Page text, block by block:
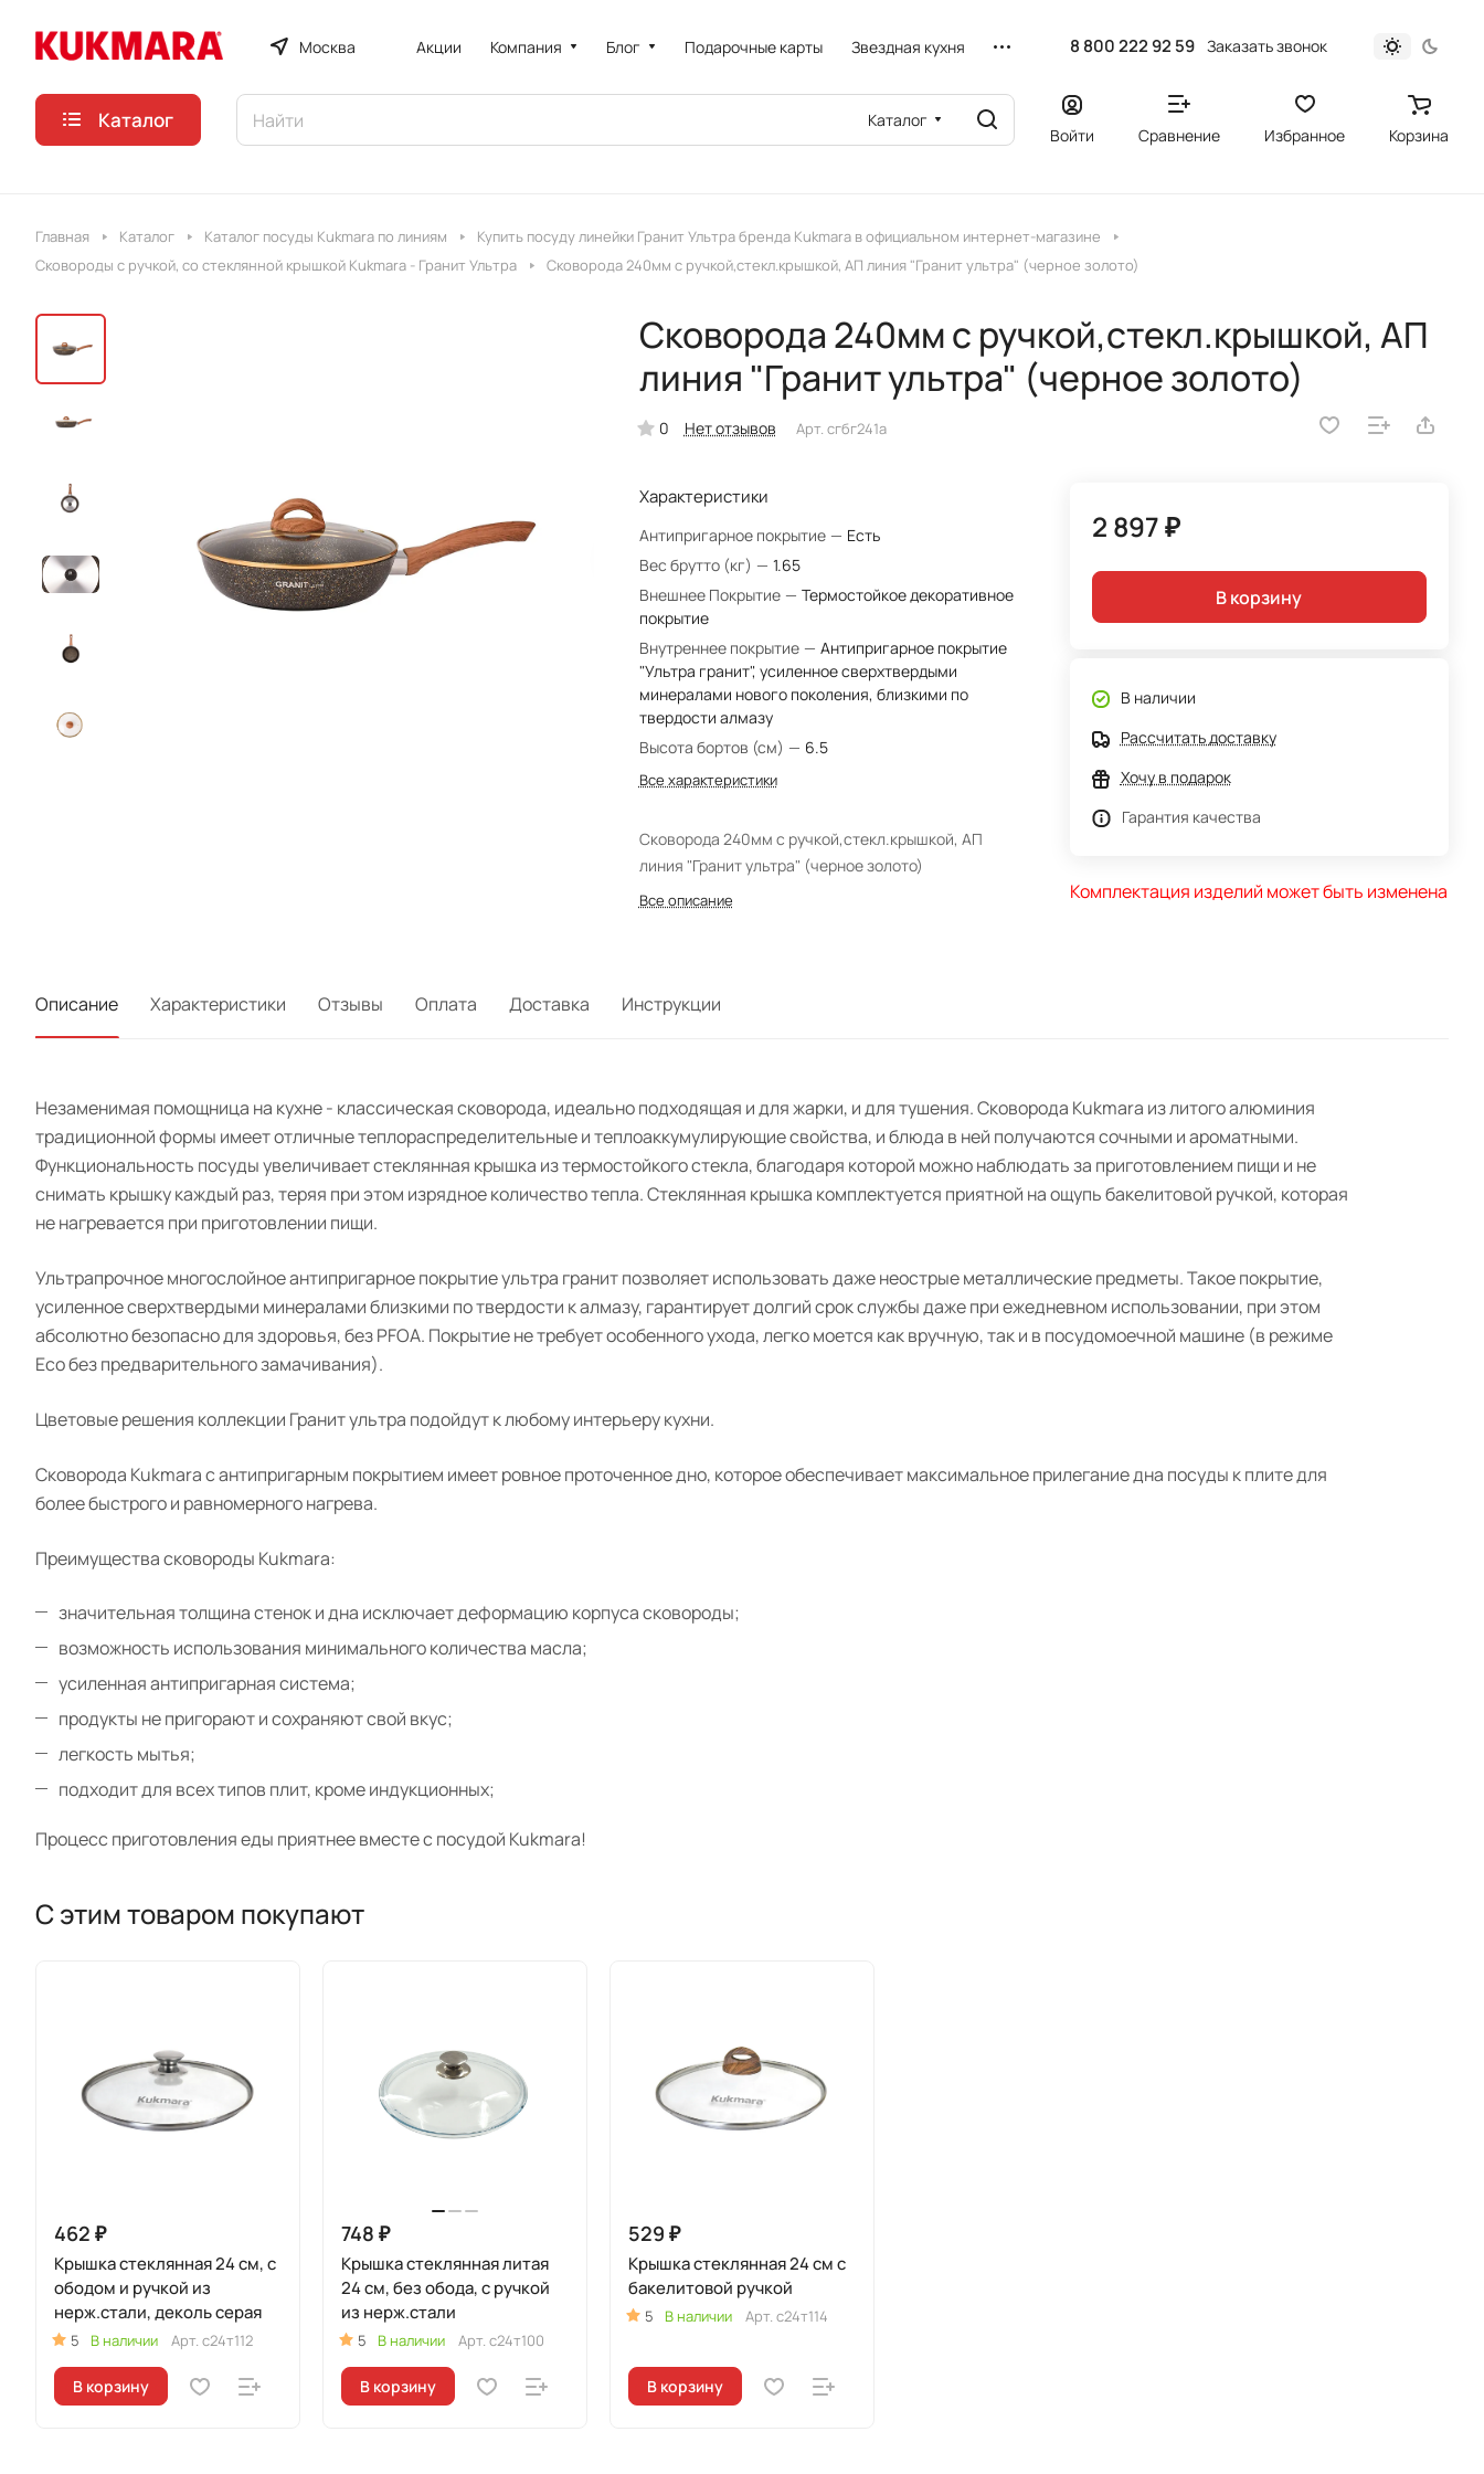
Москва Акции Компания Блог Подарочные карты Звездная кухня 8 800 222 92 59 Заказать звонок
Каталог Каталог
Войти Сравнение Избранное Корзина
Главная Каталог Каталог посуды Kukmara по линиям
Купить посуду линейки Гранит Ультра бренда Kukmara в официальном интернет-магазине
Сковороды с ручкой, со стеклянной крышкой Kukmara - Гранит Ультра
Сковорода 240мм с ручкой,стекл.крышкой, АП линия "Гранит ультра" (черное золото)
Сковорода 240мм с ручкой,стекл.крышкой, АП
линия "Гранит ультра" (черное золото)
0 Нет отзывов Арт. сгбг241а
Характеристики
Антипригарное покрытие — Есть
Вес брутто (кг) — 1.65
Внешнее Покрытие — Термостойкое декоративное
покрытие
Внутреннее покрытие — Антипригарное покрытие
"Ультра гранит", усиленное сверхтвердыми
минералами нового поколения, близкими по
твердости алмазу
Высота бортов (см) — 6.5
Все характеристики
Сковорода 240мм с ручкой,стекл.крышкой, АП
линия "Гранит ультра" (черное золото)
Все описание
2 897 ₽
В корзину
В наличии
Рассчитать доставку
Хочу в подарок
Гарантия качества
Комплектация изделий может быть изменена
Описание Характеристики Отзывы Оплата Доставка Инструкции
Незаменимая помощница на кухне - классическая сковорода, идеально подходящая и для жарки, и для тушения. Сковорода Kukmara из литого алюминия
традиционной формы имеет отличные теплораспределительные и теплоаккумулирующие свойства, и блюда в ней получаются сочными и ароматными.
Функциональность посуды увеличивает стеклянная крышка из термостойкого стекла, благодаря которой можно наблюдать за приготовлением пищи и не
снимать крышку каждый раз, теряя при этом изрядное количество тепла. Стеклянная крышка комплектуется приятной на ощупь бакелитовой ручкой, которая
не нагревается при приготовлении пищи.
Ультрапрочное многослойное антипригарное покрытие ультра гранит позволяет использовать даже неострые металлические предметы. Такое покрытие,
усиленное сверхтвердыми минералами близкими по твердости к алмазу, гарантирует долгий срок службы даже при ежедневном использовании, при этом
абсолютно безопасно для здоровья, без PFOA. Покрытие не требует особенного ухода, легко моется как вручную, так и в посудомоечной машине (в режиме
Eco без предварительного замачивания).
Цветовые решения коллекции Гранит ультра подойдут к любому интерьеру кухни.
Сковорода Kukmara с антипригарным покрытием имеет ровное проточенное дно, которое обеспечивает максимальное прилегание дна посуды к плите для
более быстрого и равномерного нагрева.
Преимущества сковороды Kukmara:
значительная толщина стенок и дна исключает деформацию корпуса сковороды;
возможность использования минимального количества масла;
усиленная антипригарная система;
продукты не пригорают и сохраняют свой вкус;
легкость мытья;
подходит для всех типов плит, кроме индукционных;
Процесс приготовления еды приятнее вместе с посудой Kukmara!
С этим товаром покупают
462 ₽
Крышка стеклянная 24 см, с
ободом и ручкой из
нерж.стали, деколь серая
5 В наличии Арт. с24т112
В корзину
748 ₽
Крышка стеклянная литая
24 см, без обода, с ручкой
из нерж.стали
5 В наличии Арт. с24т100
В корзину
529 ₽
Крышка стеклянная 24 см с
бакелитовой ручкой
5 В наличии Арт. с24т114
В корзину